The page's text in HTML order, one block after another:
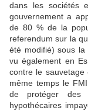
dans les sociétés
gouvernement a
de 80 % de la
referendum sur la
été modifié) sous la
vu également en
contre le
même temps le
de protéger des
hypothécaires